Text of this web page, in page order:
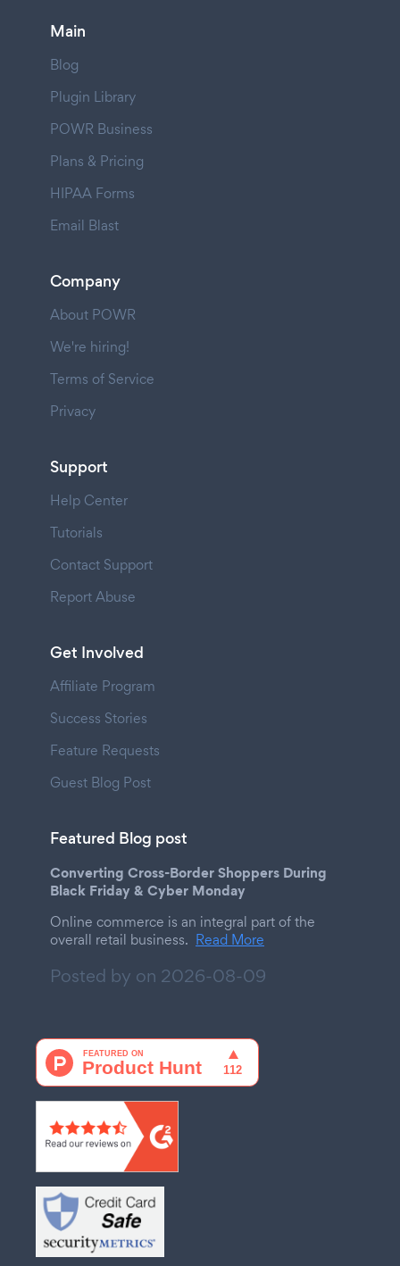
Main
Blog
Plugin Library
POWR Business
Plans & Pricing
HIPAA Forms
Email Blast
Company
About POWR
We're hiring!
Terms of Service
Privacy
Support
Help Center
Tutorials
Contact Support
Report Abuse
Get Involved
Affiliate Program
Success Stories
Feature Requests
Guest Blog Post
Featured Blog post
Converting Cross-Border Shoppers During
Black Friday & Cyber Monday
Online commerce is an integral part of the
overall retail business. Read More
Posted by on 2026-08-09